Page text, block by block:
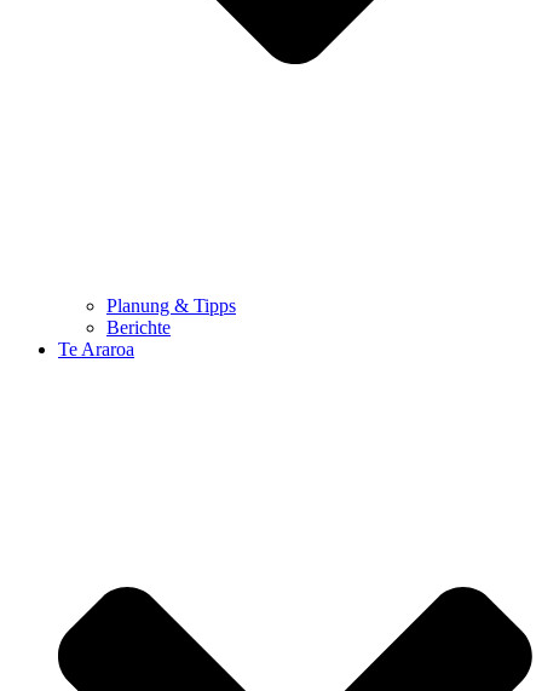
Planung & Tipps
Berichte
Te Araroa